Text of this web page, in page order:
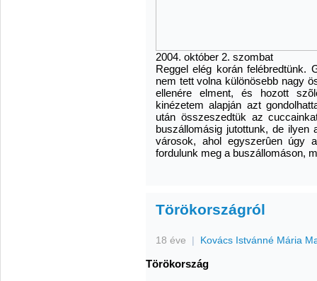
2004. október 2. szombat
Reggel elég korán felébredtünk.
nem tett volna különösebb nagy
ellenére elment, és hozott
kinézetem alapján azt
után összeszedtük az
buszállomásig jutottunk, de
városok, ahol egyszerûen úgy
fordulunk meg a buszállomáson,
Törökországról
18 éve | Kovács Istvánné Mária
Törökország